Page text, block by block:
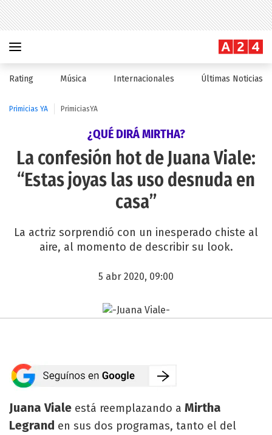
Rating Música Internacionales Últimas Noticias
Primicias YA PrimiciasYA
¿QUÉ DIRÁ MIRTHA?
La confesión hot de Juana Viale:
“Estas joyas las uso desnuda en
casa”
La actriz sorprendió con un inesperado chiste al
aire, al momento de describir su look.
5 abr 2020, 09:00
Juana Viale está reemplazando a Mirtha
Legrand en sus dos programas, tanto el del